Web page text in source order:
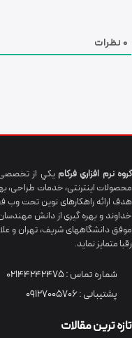
0 نظرات
گروه نرم افزاري فرکام يکي از تخصصی
هدف ارائه راهکارهای نوین تحت وب
خداوند و بهره گيري از دانش
موفق دانشگاههای شريف، تهران و
رقبا متمایز نماید.
شماره تماس :02144242475
پشتیبانی :09127005706
تازه ترین مقالات